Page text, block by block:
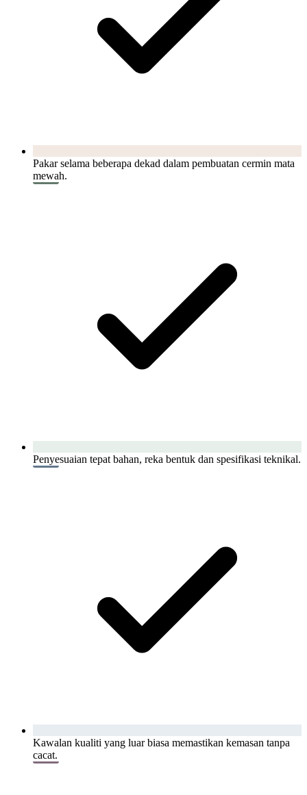
Pakar selama beberapa dekad dalam pembuatan cermin mata
mewah.
Penyesuaian tepat bahan, reka bentuk dan spesifikasi teknikal.
Kawalan kualiti yang luar biasa memastikan kemasan tanpa
cacat.